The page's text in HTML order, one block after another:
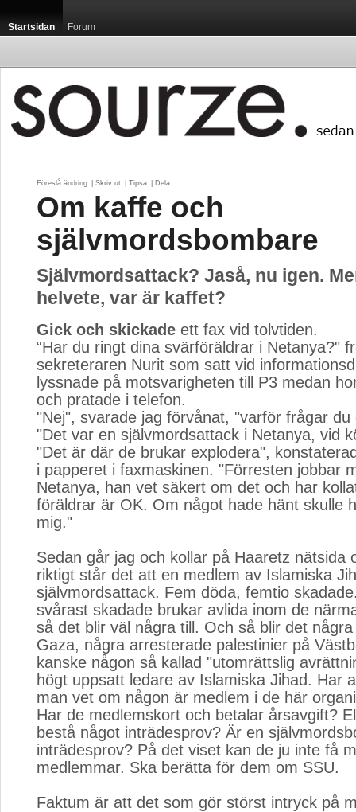
Startsidan Forum
Föreslå ändring Skriv ut Tipsa Dela
Om kaffe och
självmordsbombare
Självmordsattack? Jaså, nu igen.
helvete, var är kaffet?
Gick och skickade ett fax vid tolvtiden.
“Har du ringt dina svärföräldrar i Netanya?"
sekreteraren Nurit som satt vid
lyssnade på motsvarigheten till P3 medan
och pratade i telefon.
"Nej", svarade jag förvånat, "varför frågar du
"Det var en självmordsattack i Netanya, vid
"Det är där de brukar explodera",
i papperet i faxmaskinen. "Förresten jobbar
Netanya, han vet säkert om det och har
föräldrar är OK. Om något hade hänt skulle
mig."
Sedan går jag och kollar på Haaretz nätsida
riktigt står det att en medlem av Islamiska
självmordsattack. Fem döda, femtio
svårast skadade brukar avlida inom de
så det blir väl några till. Och så blir det
Gaza, några arresterade palestinier på
kanske någon så kallad "utomrättslig
högt uppsatt ledare av Islamiska Jihad. Har
man vet om någon är medlem i de här
Har de medlemskort och betalar årsavgift?
bestå något inträdesprov? Är en
inträdesprov? På det viset kan de ju inte få
medlemmar. Ska berätta för dem om SSU.
Faktum är att det som gör störst intryck på